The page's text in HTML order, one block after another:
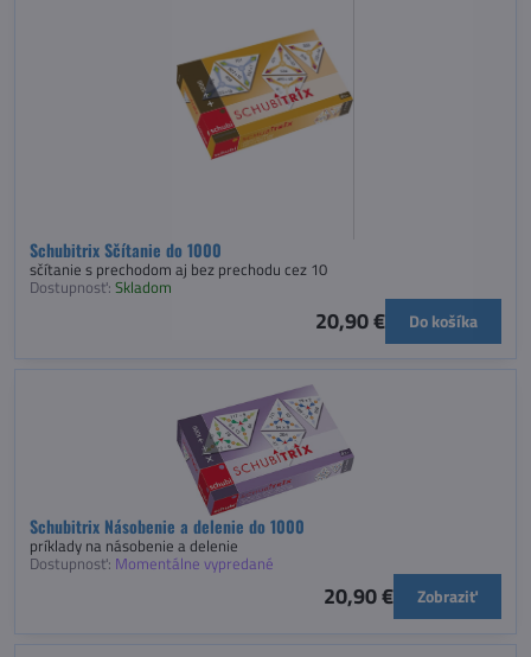
Schubitrix Sčítanie do 1000
sčítanie s prechodom aj bez prechodu cez 10
Dostupnosť: Skladom
20,90 € Do košíka
Schubitrix Násobenie a delenie do 1000
príklady na násobenie a delenie
Dostupnosť: Momentálne vypredané
20,90 € Zobraziť